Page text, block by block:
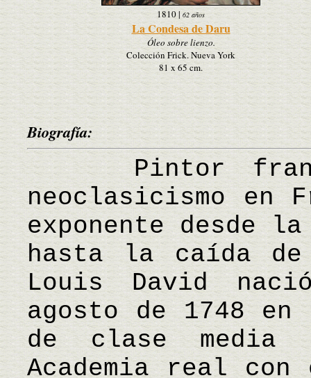
1810|62 años
La Condesa de Daru
Óleo sobre lienzo.
Colección Frick. Nueva York
81 x 65 cm.
Biografía:
Pintor
neoclasicismo en
exponente desde
hasta la caída de
Louis David
agosto de 1748
de clase
Academia real